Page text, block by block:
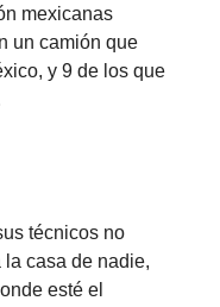
mexicanas
un camión que
y 9 de los que
técnicos no
la casa de nadie,
esté el